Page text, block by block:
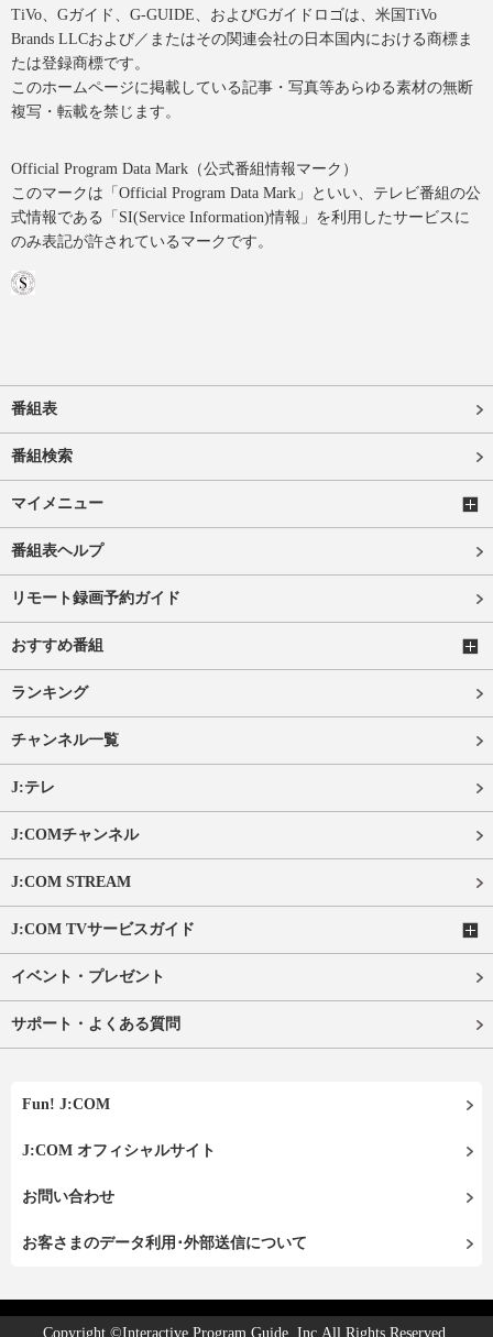
TiVo、Gガイド、G-GUIDE、およびGガイドロゴは、米国TiVo
Brands LLCおよび／またはその関連会社の日本国内における商標ま
たは登録商標です。
このホームページに掲載している記事・写真等あらゆる素材の無断
複写・転載を禁じます。
Official Program Data Mark（公式番組情報マーク）
このマークは「Official Program Data Mark」といい、テレビ番組の公
式情報である「SI(Service Information)情報」を利用したサービスに
のみ表記が許されているマークです。
番組表
番組検索
マイメニュー
番組表ヘルプ
リモート録画予約ガイド
おすすめ番組
ランキング
チャンネル一覧
J:テレ
J:COMチャンネル
J:COM STREAM
J:COM TVサービスガイド
イベント・プレゼント
サポート・よくある質問
Fun! J:COM
J:COM オフィシャルサイト
お問い合わせ
お客さまのデータ利用･外部送信について
Copyright ©Interactive Program Guide, Inc.All Rights Reserved.